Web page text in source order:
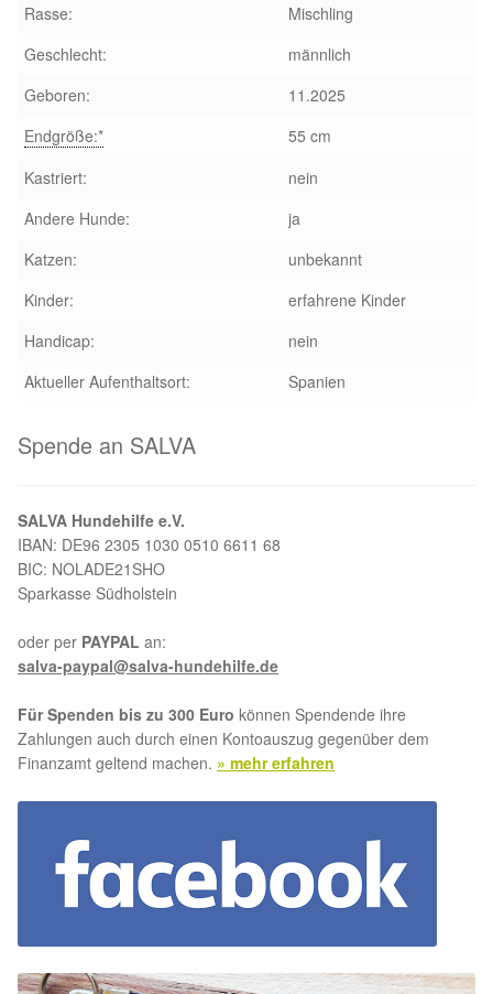
Rasse:
Mischling
Geschlecht:
männlich
Geboren:
11.2025
Endgröße:*
55 cm
Kastriert:
nein
Andere Hunde:
ja
Katzen:
unbekannt
Kinder:
erfahrene Kinder
Handicap:
nein
Aktueller Aufenthaltsort:
Spanien
Spende an SALVA
SALVA Hundehilfe e.V.
IBAN: DE96 2305 1030 0510 6611 68
BIC: NOLADE21SHO
Sparkasse Südholstein
oder per PAYPAL an:
salva-paypal@salva-hundehilfe.de
Für Spenden bis zu 300 Euro können Spendende ihre
Zahlungen auch durch einen Kontoauszug gegenüber dem
Finanzamt geltend machen. » mehr erfahren